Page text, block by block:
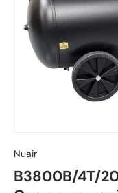
Nuair
B3800B/4T/